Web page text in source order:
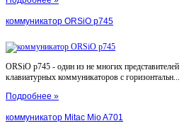
коммуникатор ORSiO p745
ORSiO p745 - один из не многих представителей
клавиатурных коммуникаторов с горизонтальн...
Подробнее »
коммуникатор Mitac Mio A701